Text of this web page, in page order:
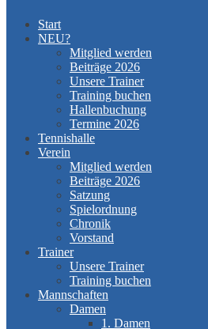
Start
NEU?
Mitglied werden
Beiträge 2026
Unsere Trainer
Training buchen
Hallenbuchung
Termine 2026
Tennishalle
Verein
Mitglied werden
Beiträge 2026
Satzung
Spielordnung
Chronik
Vorstand
Trainer
Unsere Trainer
Training buchen
Mannschaften
Damen
1. Damen